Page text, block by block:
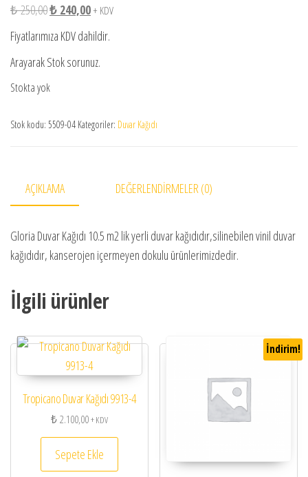
₺250,00Orijinal fiyat: ₺ 250,00.
₺240,00Şu andaki fiyat: ₺ 240,00.
+ KDV
Fiyatlarımıza KDV dahildir.
Arayarak Stok sorunuz.
Stokta yok
Stok kodu: 5509-04 Kategoriler: Duvar Kağıdı
AÇIKLAMA DEĞERLENDIRMELER (0)
Gloria Duvar Kağıdı 10.5 m2 lik yerli duvar kağıdıdır,silinebilen vinil duvar
kağıdıdır, kanserojen içermeyen dokulu ürünlerimizdedir.
İlgili ürünler
Tropicano Duvar Kağıdı 9913-4
₺2.100,00+ KDV
Sepete Ekle
İndirim!